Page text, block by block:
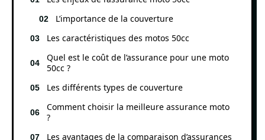
L’importance de la couverture
Les caractéristiques des motos 50cc
Quel est le coût de l’assurance pour une moto
50cc ?
Les différents types de couverture
Comment choisir la meilleure assurance moto
?
Les avantages de la comparaison d’assurances